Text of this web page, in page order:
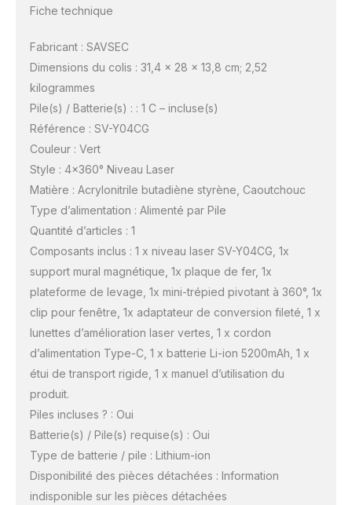
Fiche technique
Fabricant : SAVSEC
Dimensions du colis : 31,4 x 28 x 13,8 cm; 2,52
kilogrammes
Pile(s) / Batterie(s) : : 1 C – incluse(s)
Référence : SV-Y04CG
Couleur : Vert
Style : 4×360° Niveau Laser
Matière : Acrylonitrile butadiène styrène, Caoutchouc
Type d’alimentation : Alimenté par Pile
Quantité d’articles : 1
Composants inclus : 1 x niveau laser SV-Y04CG, 1x
support mural magnétique, 1x plaque de fer, 1x
plateforme de levage, 1x mini-trépied pivotant à 360°, 1x
clip pour fenêtre, 1x adaptateur de conversion fileté, 1 x
lunettes d’amélioration laser vertes, 1 x cordon
d’alimentation Type-C, 1 x batterie Li-ion 5200mAh, 1 x
étui de transport rigide, 1 x manuel d’utilisation du
produit.
Piles incluses ? : Oui
Batterie(s) / Pile(s) requise(s) : Oui
Type de batterie / pile : Lithium-ion
Disponibilité des pièces détachées : Information
indisponible sur les pièces détachées